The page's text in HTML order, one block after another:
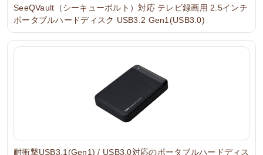
SeeQVault（シーキューボルト）対応 テレビ録画用 2.5インチ
ポータブルハードディスク USB3.2 Gen1(USB3.0)
耐衝撃USB3.1(Gen1) / USB3.0対応のポータブルハードディス